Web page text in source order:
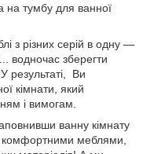
на тумбу для ванної
з різних серій в одну —
водночас зберегти
результаті, Ви
кімнати, який
і вимогам.
ванну кімнату
комфортними меблями,